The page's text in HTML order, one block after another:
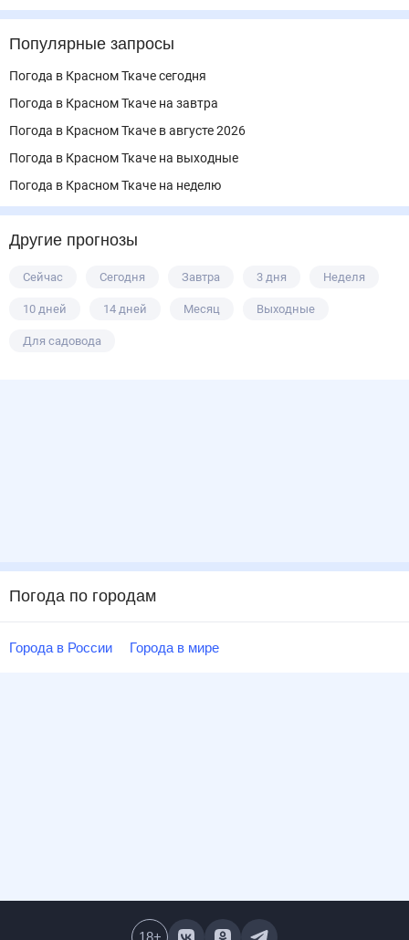
Популярные запросы
Погода в Красном Ткаче сегодня
Погода в Красном Ткаче на завтра
Погода в Красном Ткаче в августе 2026
Погода в Красном Ткаче на выходные
Погода в Красном Ткаче на неделю
Другие прогнозы
Сейчас Сегодня Завтра 3 дня Неделя
10 дней 14 дней Месяц Выходные
Для садовода
Погода по городам
Города в России Города в мире